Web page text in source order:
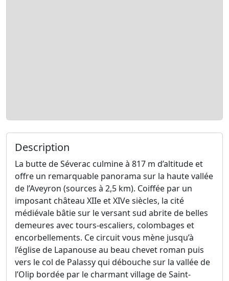
Description
La butte de Séverac culmine à 817 m d’altitude et
offre un remarquable panorama sur la haute vallée
de l’Aveyron (sources à 2,5 km). Coiffée par un
imposant château XIIe et XIVe siècles, la cité
médiévale bâtie sur le versant sud abrite de belles
demeures avec tours-escaliers, colombages et
encorbellements. Ce circuit vous mène jusqu’à
l’église de Lapanouse au beau chevet roman puis
vers le col de Palassy qui débouche sur la vallée de
l’Olip bordée par le charmant village de Saint-